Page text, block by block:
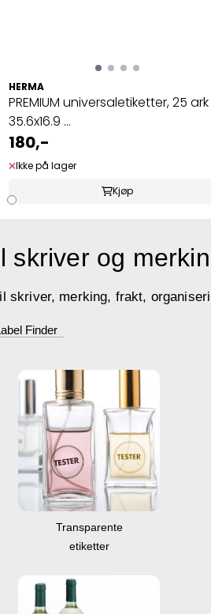
HERMA
PREMIUM universaletiketter, 25 ark
35.6x16.9 ...
180,-
Ikke på lager
Kjøp
skriver og
skriver, merking, frakt,
Finder
Transparente
etiketter